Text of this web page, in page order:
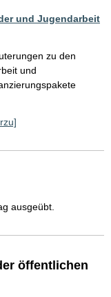
und Jugendarbeit
zu den
und
ausgeübt.
öffentlichen